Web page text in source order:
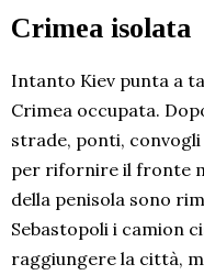
Crimea isolata
Intanto Kiev punta a
Crimea occupata.
strade, ponti,
per rifornire il fronte
della penisola sono
Sebastopoli i camion
raggiungere la città,